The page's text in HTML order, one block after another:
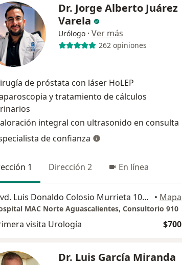
Dr. Jorge Alberto Juárez
Varela
Urólogo · Ver más
262 opiniones
de próstata con láser HoLEP
y tratamiento de cálculos
integral con ultrasonido en consulta
de confianza
1 Dirección 2 En línea
Blvd. Luis Donaldo Colosio Murrieta 106, Aguascalientes • Mapa
MAC Norte Aguascalientes, Consultorio 910
visita Urología $700
Dr. Luis García Miranda